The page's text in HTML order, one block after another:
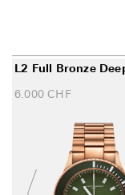
L2 Full Bronze
6.000 CHF